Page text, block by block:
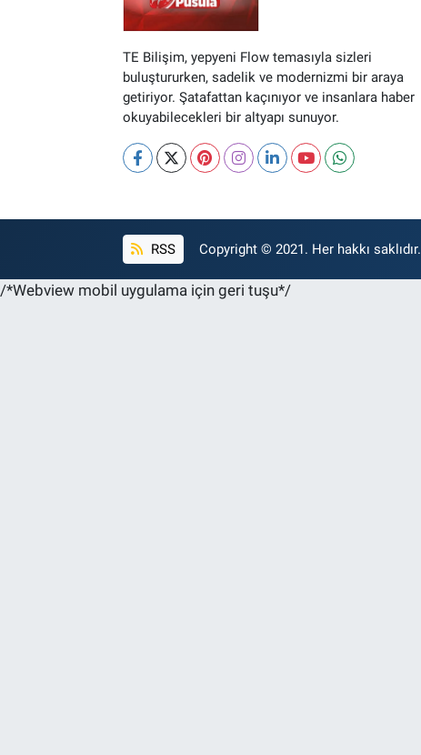
TE Bilişim, yepyeni Flow temasıyla sizleri
buluştururken, sadelik ve modernizmi bir araya
getiriyor. Şatafattan kaçınıyor ve insanlara haber
okuyabilecekleri bir altyapı sunuyor.
RSS Copyright © 2021. Her hakkı saklıdır.
/*Webview mobil uygulama için geri tuşu*/